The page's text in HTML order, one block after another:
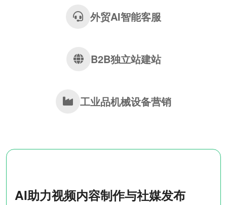
外贸AI智能客服
B2B独立站建站
工业品机械设备营销
AI助力视频内容制作与社媒发布